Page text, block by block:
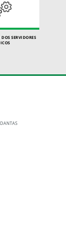
SERVIDORES